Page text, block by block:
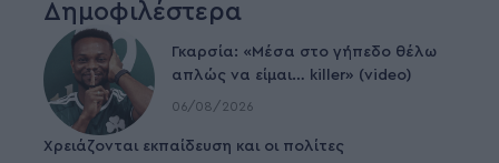
Δημοφιλέστερα
Γκαρσία: «Μέσα στο γήπεδο θέλω
απλώς να είμαι… killer» (video)
06/08/2026
Χρειάζονται εκπαίδευση και οι πολίτες